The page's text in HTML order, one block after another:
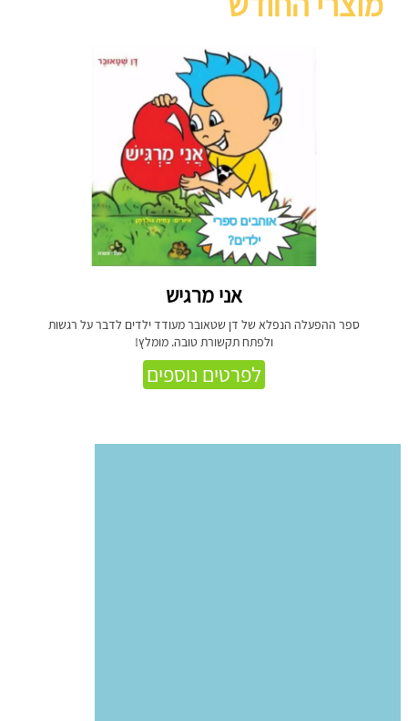
אני מרגיש
ספר ההפעלה הנפלא של דן שטאובר מעודד ילדים לדבר על רגשות
ולפתח תקשורת טובה. מומלץ!
לפרטים נוספים